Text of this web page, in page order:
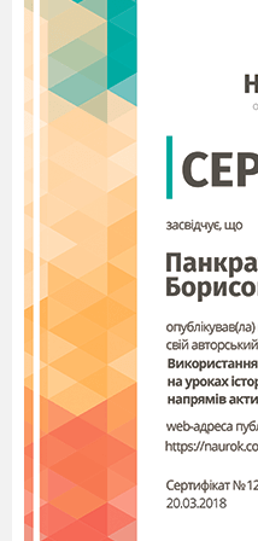
це у вірші «Звідки стіл
...Ось зошит, книга.
Бачу - знов
За стіл сідаєш ти.
А звідки стіл оцей
Ти б міг розповісти?
До нього пильно
Він сам сосною був
Він ріс - по стовбуру
Прозорчата смола.
Та ось розпечена пила
У стовбур глибоко
Зітхнув він - і упав...
У лісопильні край
Він став дошками з
А в столяра-працівника
Четвероногим став...
Спробуйте назвати тих
у виготовлення
називають столяра,
люди, але слід згадати
безпосередньо
бережуть багатства
саджають і доглядають